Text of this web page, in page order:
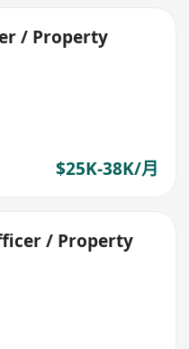
/ Property
$25K-38K/月
/ Property